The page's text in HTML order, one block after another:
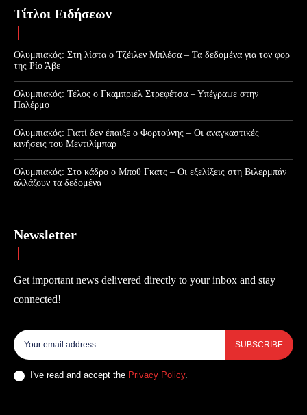
Τίτλοι Ειδήσεων
Ολυμπιακός: Στη λίστα ο Τζέιλεν Μπλέσα – Τα δεδομένα για τον φορ
της Ρίο Άβε
Ολυμπιακός: Τέλος ο Γκαμπριέλ Στρεφέτσα – Υπέγραψε στην
Παλέρμο
Ολυμπιακός: Γιατί δεν έπαιξε ο Φορτούνης – Οι αναγκαστικές
κινήσεις του Μεντιλίμπαρ
Ολυμπιακός: Στο κάδρο ο Μποθ Γκατς – Οι εξελίξεις στη Βιλερμπάν
αλλάζουν τα δεδομένα
Newsletter
Get important news delivered directly to your inbox and stay
connected!
SUBSCRIBE
I've read and accept the Privacy Policy.